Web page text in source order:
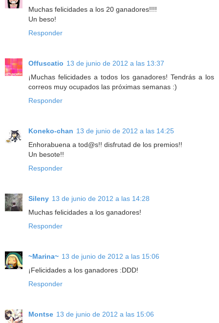
Muchas felicidades a los 20 ganadores!!!!
Un beso!
Responder
Offuscatio 13 de junio de 2012 a las 13:37
¡Muchas felicidades a todos los ganadores! Tendrás a los
correos muy ocupados las próximas semanas :)
Responder
Koneko-chan 13 de junio de 2012 a las 14:25
Enhorabuena a tod@s!! disfrutad de los premios!!
Un besote!!
Responder
Sileny 13 de junio de 2012 a las 14:28
Muchas felicidades a los ganadores!
Responder
~Marina~ 13 de junio de 2012 a las 15:06
¡Felicidades a los ganadores :DDD!
Responder
Montse 13 de junio de 2012 a las 15:06